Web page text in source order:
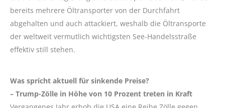
bereits mehrere Öltransporter von der Durchfahrt
abgehalten und auch attackiert, weshalb die Öltransporte
der weltweit vermutlich wichtigsten See-Handelsstraße
effektiv still stehen.
Was spricht aktuell für sinkende Preise?
– Trump-Zölle in Höhe von 10 Prozent treten in Kraft